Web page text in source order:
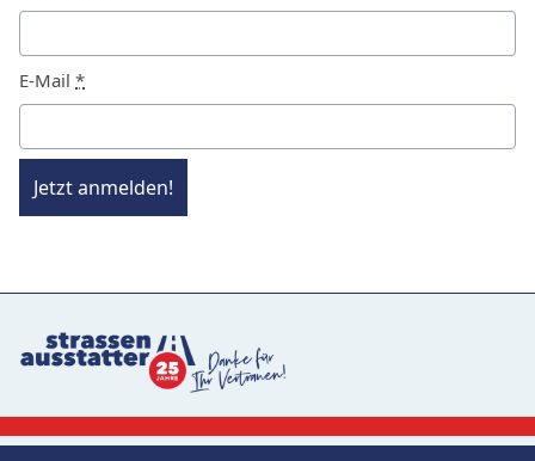
E-Mail *
Jetzt anmelden!